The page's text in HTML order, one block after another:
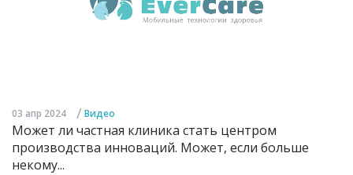
03 апр 2024 / Видео
Может ли частная клиника стать центром
производства инноваций. Может, если больше
некому...